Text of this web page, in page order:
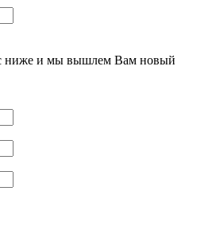
ниже и мы вышлем Вам новый